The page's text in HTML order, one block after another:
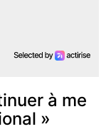
à me
»